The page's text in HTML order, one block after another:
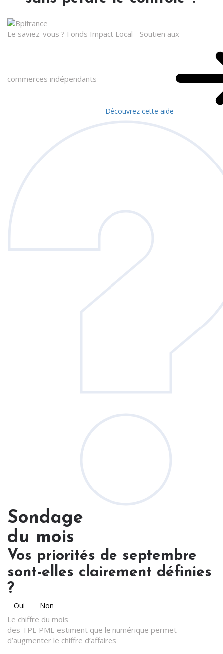
Le saviez-vous ? Fonds Impact Local - Soutien aux
commerces indépendants
Découvrez cette aide
Sondage
du mois
Vos priorités de septembre
sont-elles clairement définies
?
Oui Non
Le chiffre du mois
des TPE PME estiment que le numérique permet
d’augmenter le chiffre d’affaires